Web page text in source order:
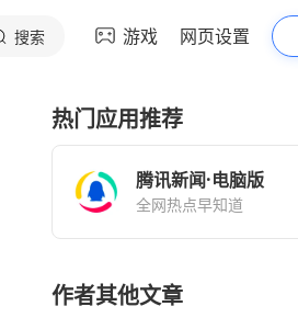
搜索 游戏 网页设置
热门应用推荐
腾讯新闻·电脑版
全网热点早知道
作者其他文章